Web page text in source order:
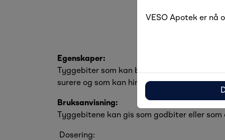
Egenskaper:
Tyggebiter som kan bidra til å bedre
surere og som kan hindre at bakterier fester
Bruksanvisning:
Tyggebitene kan gis som godbiter eller
Dosering:
VESO Apotek er